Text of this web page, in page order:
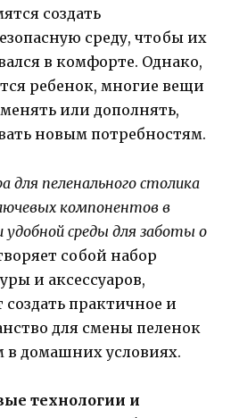
создать
среду, чтобы их
в комфорте. Однако,
ребенок, многие вещи
или дополнять,
новым потребностям.
для пеленального столика
компонентов в
удобной среды для заботы о
собой набор
и аксессуаров,
практичное и
для смены пеленок
в домашних условиях.
технологии и